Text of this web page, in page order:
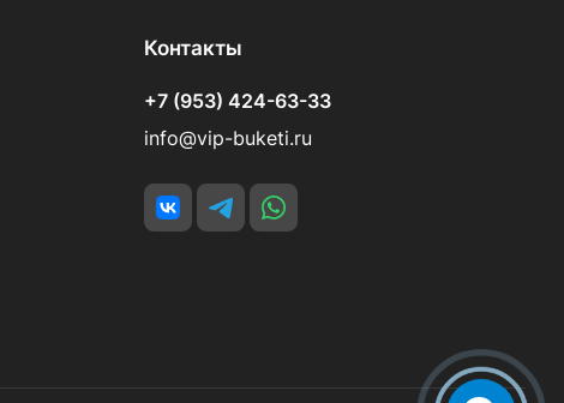
Контакты
+7 (953) 424-63-33
info@vip-buketi.ru